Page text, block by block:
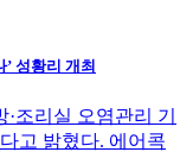
성황리 개최
조리실 오염관리 기
고 밝혔다. 에어콕